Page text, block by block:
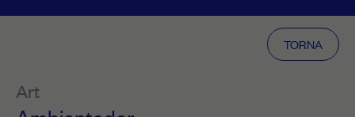
TORNA
Art